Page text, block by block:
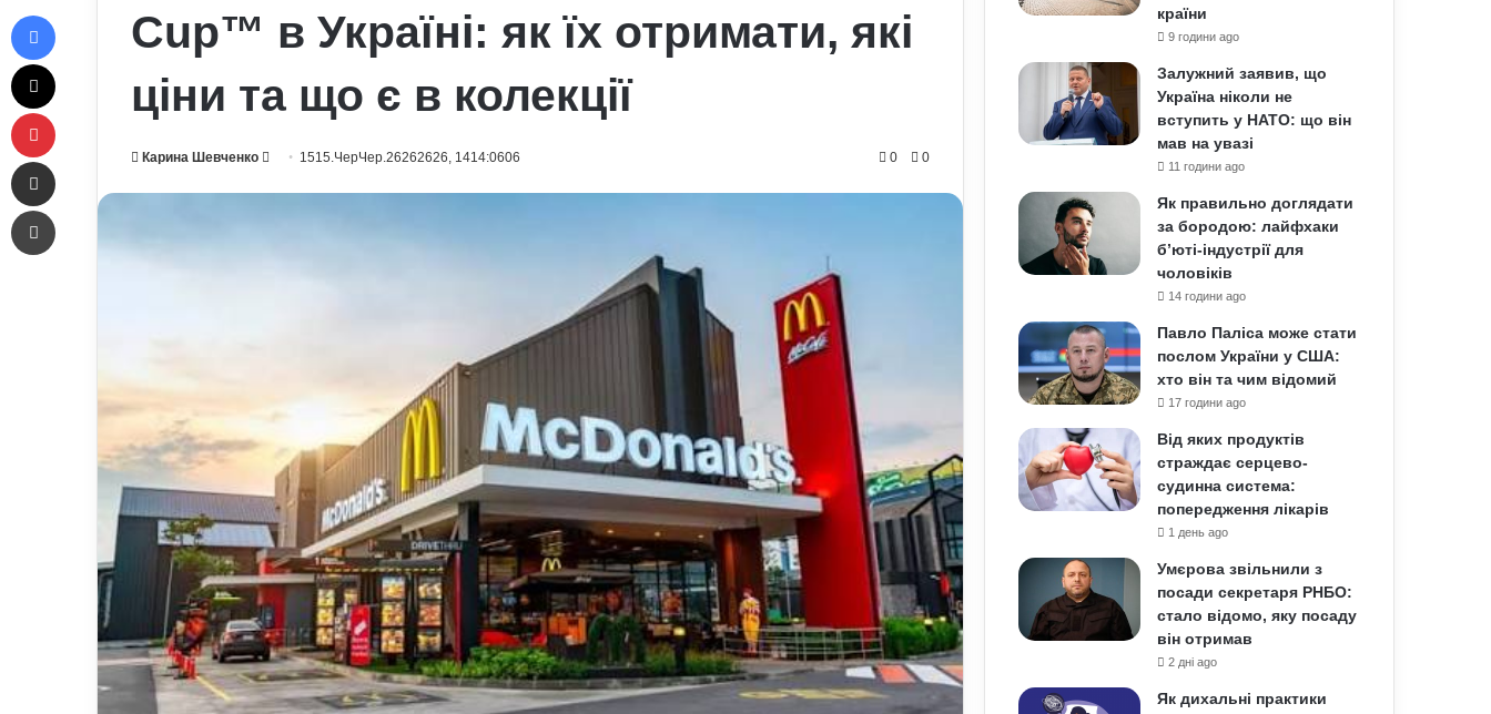
Cup™ в Україні: як їх отримати, які
ціни та що є в колекції
Карина Шевченко
Send 1515.ЧерЧер.26262626, 1414:0606 0 0
країни
9 години ago
Залужний заявив, що
Україна ніколи не
вступить у НАТО: що він
мав на увазі
11 години ago
Як правильно доглядати
за бородою: лайфхаки
б’юті-індустрії для
чоловіків
14 години ago
Павло Паліса може стати
послом України у США:
хто він та чим відомий
17 години ago
Від яких продуктів
страждає серцево-
судинна система:
попередження лікарів
1 день ago
Умєрова звільнили з
посади секретаря РНБО:
стало відомо, яку посаду
він отримав
2 дні ago
Як дихальні практики
Печать